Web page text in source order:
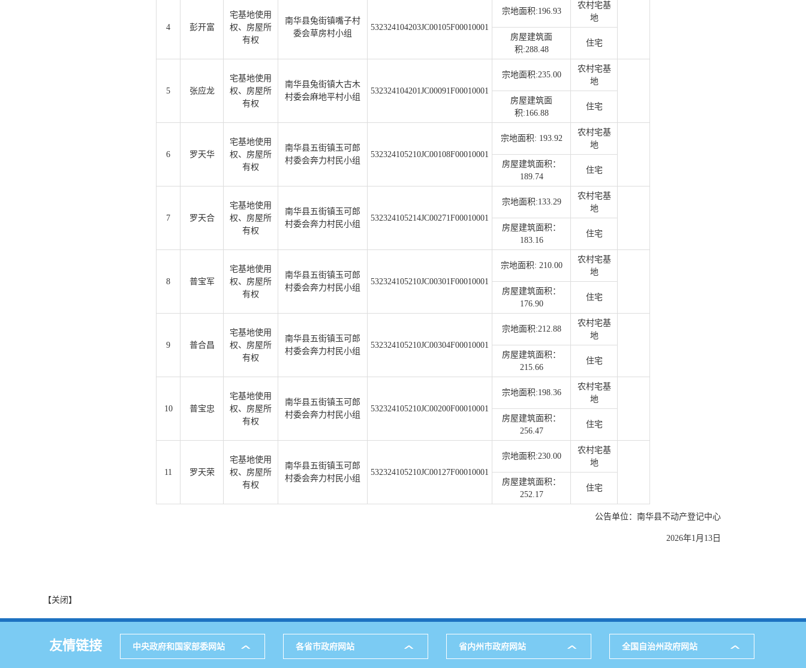
4 彭开富
宅基地使用
权、房屋所
有权
南华县兔街镇嘴子村
委会草房村小组
532324104203JC00105F00010001
宗地面积:196.93
农村宅基
地
房屋建筑面
积:288.48
住宅
5 张应龙
宅基地使用
权、房屋所
有权
南华县兔街镇大古木
村委会麻地平村小组
532324104201JC00091F00010001
宗地面积:235.00
农村宅基
地
房屋建筑面
积:166.88
住宅
6 罗天华
宅基地使用
权、房屋所
有权
南华县五街镇玉可郎
村委会奔力村民小组
532324105210JC00108F00010001
宗地面积: 193.92
农村宅基
地
房屋建筑面积：
189.74
住宅
7 罗天合
宅基地使用
权、房屋所
有权
南华县五街镇玉可郎
村委会奔力村民小组
532324105214JC00271F00010001
宗地面积:133.29
农村宅基
地
房屋建筑面积：
183.16
住宅
8 普宝军
宅基地使用
权、房屋所
有权
南华县五街镇玉可郎
村委会奔力村民小组
532324105210JC00301F00010001
宗地面积: 210.00
农村宅基
地
房屋建筑面积：
176.90
住宅
9 普合昌
宅基地使用
权、房屋所
有权
南华县五街镇玉可郎
村委会奔力村民小组
532324105210JC00304F00010001
宗地面积:212.88
农村宅基
地
房屋建筑面积：
215.66
住宅
10 普宝忠
宅基地使用
权、房屋所
有权
南华县五街镇玉可郎
村委会奔力村民小组
532324105210JC00200F00010001
宗地面积:198.36
农村宅基
地
房屋建筑面积：
256.47
住宅
11 罗天荣
宅基地使用
权、房屋所
有权
南华县五街镇玉可郎
村委会奔力村民小组
532324105210JC00127F00010001
宗地面积:230.00
农村宅基
地
房屋建筑面积：
252.17
住宅
公告单位：南华县不动产登记中心
2026年1月13日
【关闭】
友情链接 中央政府和国家部委网站 各省市政府网站 省内州市政府网站 全国自治州政府网站